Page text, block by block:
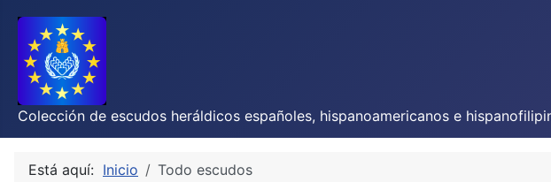
Colección de escudos heráldicos españoles, hispanoamericanos e
Está aquí: Inicio Todo escudos